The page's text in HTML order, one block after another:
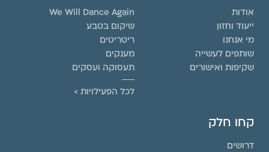
אודות
ייעוד וחזון
מי אנחנו
שותפים לעשייה
שקיפות ואישורים
We Will Dance Again
שיקום בטבע
ריטריטים
מענקים
תעסוקה ועסקים
לכל הפעילויות >
קחו חלק
דרושים